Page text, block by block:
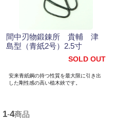
間中刃物鍛錬所 貴輔 津
島型（青紙2号）2.5寸
SOLD OUT
安来青紙鋼の持つ性質を最大限に引き出
した剛性感の高い植木鋏です。
1-4商品